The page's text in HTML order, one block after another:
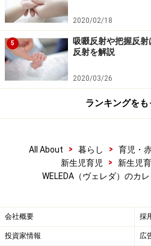
2020/02/18
5
吸啜反射や把握反
反射を解説
2020/03/26
ランキングをも
All About > 暮らし > 育児・
新生児育児
> 新生児
WELEDA（ヴェレダ）のカ
会社概要 採
投資家情報 広